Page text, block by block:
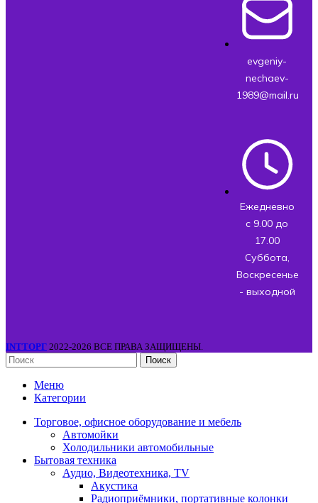
evgeniy-
nechaev-
1989@mail.ru
Ежедневно
с 9.00 до
17.00
Суббота,
Воскресенье
- выходной
INTТОРГ 2022-2026 ВСЕ ПРАВА ЗАЩИЩЕНЫ.
Поиск
Меню
Категории
Торговое, офисное оборудование и мебель
Автомойки
Холодильники автомобильные
Бытовая техника
Аудио, Видеотехника, TV
Акустика
Радиоприёмники, портативные колонки